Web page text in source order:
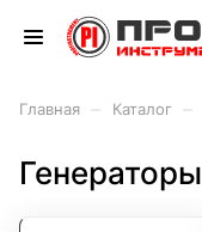
Главная Каталог
Генераторы